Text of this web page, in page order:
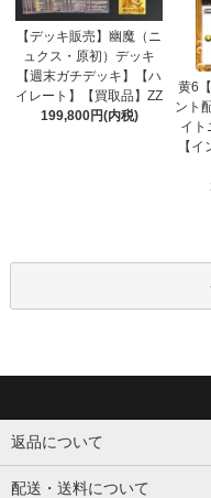
【デッキ販売】幽魔（ニ
ュクス・原初）デッキ
【週末ガチデッキ】【ハ
イレート】【買取品】ZZ
199,800円(内税)
黄6
ント
イト
【
返品について
配送・送料について